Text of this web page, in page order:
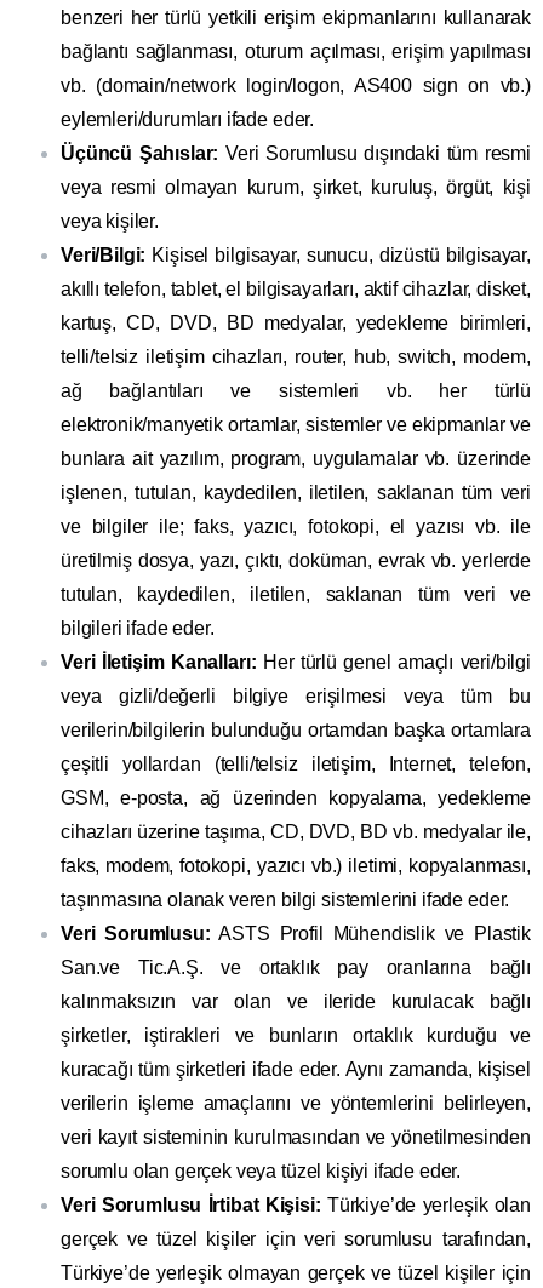
benzeri her türlü yetkili erişim ekipmanlarını kullanarak
bağlantı sağlanması, oturum açılması, erişim yapılması
vb. (domain/network login/logon, AS400 sign on vb.)
eylemleri/durumları ifade eder.
Üçüncü Şahıslar: Veri Sorumlusu dışındaki tüm resmi
veya resmi olmayan kurum, şirket, kuruluş, örgüt, kişi
veya kişiler.
Veri/Bilgi: Kişisel bilgisayar, sunucu, dizüstü bilgisayar,
akıllı telefon, tablet, el bilgisayarları, aktif cihazlar, disket,
kartuş, CD, DVD, BD medyalar, yedekleme birimleri,
telli/telsiz iletişim cihazları, router, hub, switch, modem,
ağ bağlantıları ve sistemleri vb. her türlü
elektronik/manyetik ortamlar, sistemler ve ekipmanlar ve
bunlara ait yazılım, program, uygulamalar vb. üzerinde
işlenen, tutulan, kaydedilen, iletilen, saklanan tüm veri
ve bilgiler ile; faks, yazıcı, fotokopi, el yazısı vb. ile
üretilmiş dosya, yazı, çıktı, doküman, evrak vb. yerlerde
tutulan, kaydedilen, iletilen, saklanan tüm veri ve
bilgileri ifade eder.
Veri İletişim Kanalları: Her türlü genel amaçlı veri/bilgi
veya gizli/değerli bilgiye erişilmesi veya tüm bu
verilerin/bilgilerin bulunduğu ortamdan başka ortamlara
çeşitli yollardan (telli/telsiz iletişim, Internet, telefon,
GSM, e-posta, ağ üzerinden kopyalama, yedekleme
cihazları üzerine taşıma, CD, DVD, BD vb. medyalar ile,
faks, modem, fotokopi, yazıcı vb.) iletimi, kopyalanması,
taşınmasına olanak veren bilgi sistemlerini ifade eder.
Veri Sorumlusu: ASTS Profil Mühendislik ve Plastik
San.ve Tic.A.Ş. ve ortaklık pay oranlarına bağlı
kalınmaksızın var olan ve ileride kurulacak bağlı
şirketler, iştirakleri ve bunların ortaklık kurduğu ve
kuracağı tüm şirketleri ifade eder. Aynı zamanda, kişisel
verilerin işleme amaçlarını ve yöntemlerini belirleyen,
veri kayıt sisteminin kurulmasından ve yönetilmesinden
sorumlu olan gerçek veya tüzel kişiyi ifade eder.
Veri Sorumlusu İrtibat Kişisi: Türkiye’de yerleşik olan
gerçek ve tüzel kişiler için veri sorumlusu tarafından,
Türkiye’de yerleşik olmayan gerçek ve tüzel kişiler için